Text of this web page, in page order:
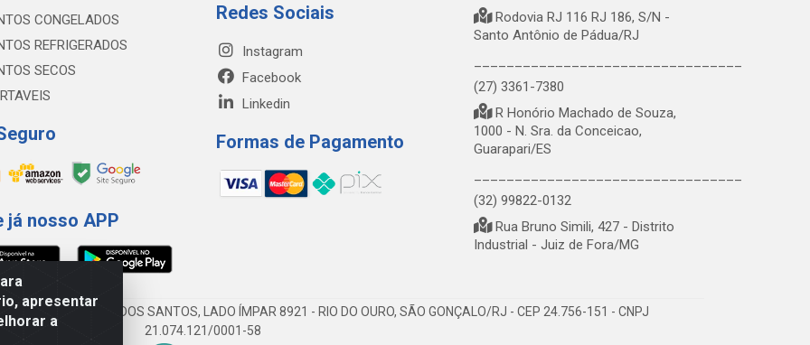
apresentar
a
CONGELADOS
REFRIGERADOS
SECOS
já nosso APP
Redes Sociais
Instagram
Facebook
Linkedin
Formas de Pagamento
Rodovia RJ 116 RJ 186, S/N -
Santo Antônio de Pádua/RJ
(27) 3361-7380
R Honório Machado de Souza,
1000 - N. Sra. da Conceicao,
Guarapari/ES
(32) 99822-0132
Rua Bruno Simili, 427 - Distrito
Industrial - Juiz de Fora/MG
AV DA ABDIAS JOSÉ DOS SANTOS, LADO ÍMPAR 8921 - RIO DO OURO, SÃO GONÇALO/RJ - CEP 24.756-151 - CNPJ
21.074.121/0001-58